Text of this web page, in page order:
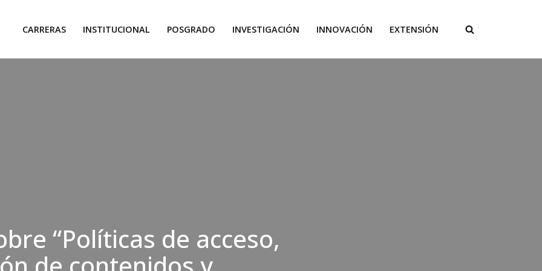
CARRERAS INSTITUCIONAL POSGRADO INVESTIGACIÓN INNOVACIÓN EXTENSIÓN
“Políticas de acceso,